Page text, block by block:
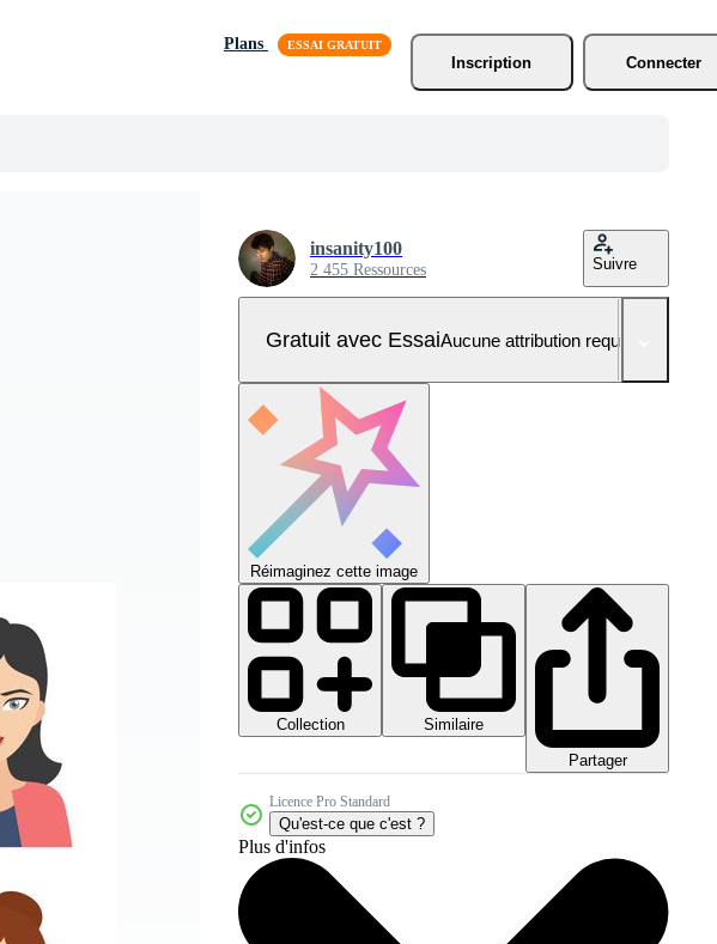
Plans
Inscription
Connecter
insanity100
2 455 Ressources Suivre
Gratuit avec EssaiAucune attribution requise
Réimaginez cette image
Collection
Similaire
Partager
Licence Pro Standard
Qu'est-ce que c'est ?
Plus d'infos